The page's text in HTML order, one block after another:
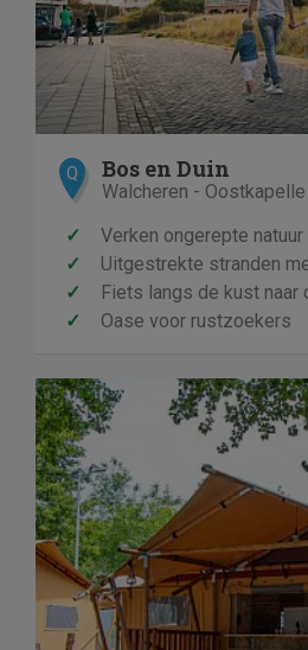
Q Bos en Duin
Walcheren - Oostkapelle
✓
Verken ongerepte
✓
Uitgestrekte stranden
✓
Fiets langs de kust naar
✓
Oase voor rustzoekers